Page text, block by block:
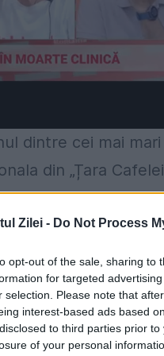
Zilei - Do Not Process
opt-out of the sale, sharing
for targeted
selection. Please note that
interest-based ads based
to third parties prior
of your personal
dintre cei mai
din „Țara
.
a sărbători
obiectiv”, a scris
este